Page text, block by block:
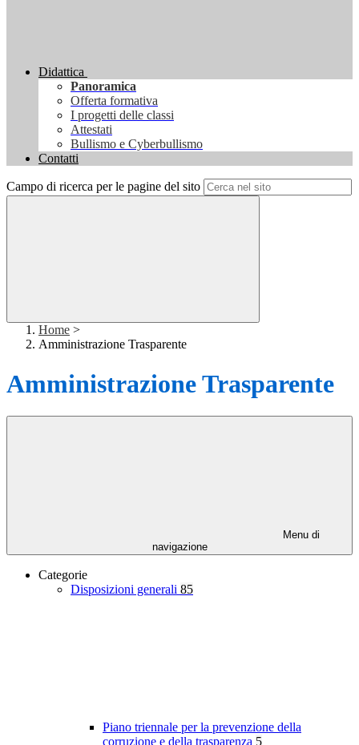
Didattica
Panoramica
Offerta formativa
I progetti delle classi
Attestati
Bullismo e Cyberbullismo
Contatti
Campo di ricerca per le pagine del sito
Home >
Amministrazione Trasparente
Amministrazione Trasparente
Menu di
navigazione
Categorie
Disposizioni generali 85
Piano triennale per la prevenzione della
corruzione e della trasparenza 5